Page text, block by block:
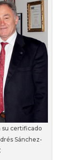
su certificado
Sánchez-